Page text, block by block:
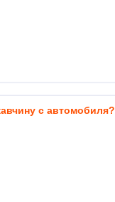
с автомобиля?